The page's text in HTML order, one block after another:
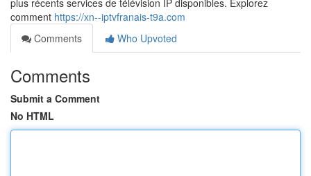
plus récents services de télévision IP disponibles. Explorez
comment https://xn--iptvfranais-t9a.com
Comments
Who Upvoted
Comments
Submit a Comment
No HTML